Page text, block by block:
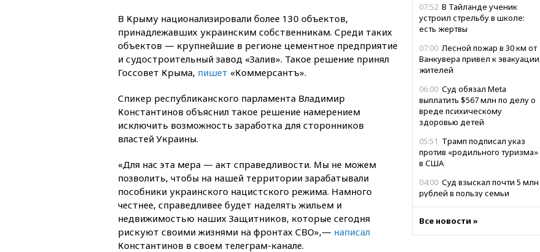
07:52 В Тайланде ученик
устроил стрельбу в школе:
есть жертвы
07:00 Лесной пожар в 30 км от
Ванкувера привел к эвакуации
жителей
06:00 Суд обязал Meta
выплатить $567 млн по делу о
вреде психическому
здоровью детей
05:51 Трамп подписал указ
против «родильного туризма»
в США
04:00 Суд взыскал почти 5 млн
рублей в пользу семьи
03:00МИД РФ: попытки Запада
Все новости »
В Крыму национализировали более 130 объектов,
принадлежавших украинским собственникам. Среди таких
объектов — крупнейшие в регионе цементное предприятие
и судостроительный завод «Залив». Такое решение принял
Госсовет Крыма, пишет «Коммерсантъ».
Спикер республиканского парламента Владимир
Константинов объяснил такое решение намерением
исключить возможность заработка для сторонников
властей Украины.
«Для нас эта мера — акт справедливости. Мы не можем
позволить, чтобы на нашей территории зарабатывали
пособники украинского нацистского режима. Намного
честнее, справедливее будет наделять жильем и
недвижимостью наших Защитников, которые сегодня
рискуют своими жизнями на фронтах СВО»,— написал
Константинов в своем телеграм-канале.